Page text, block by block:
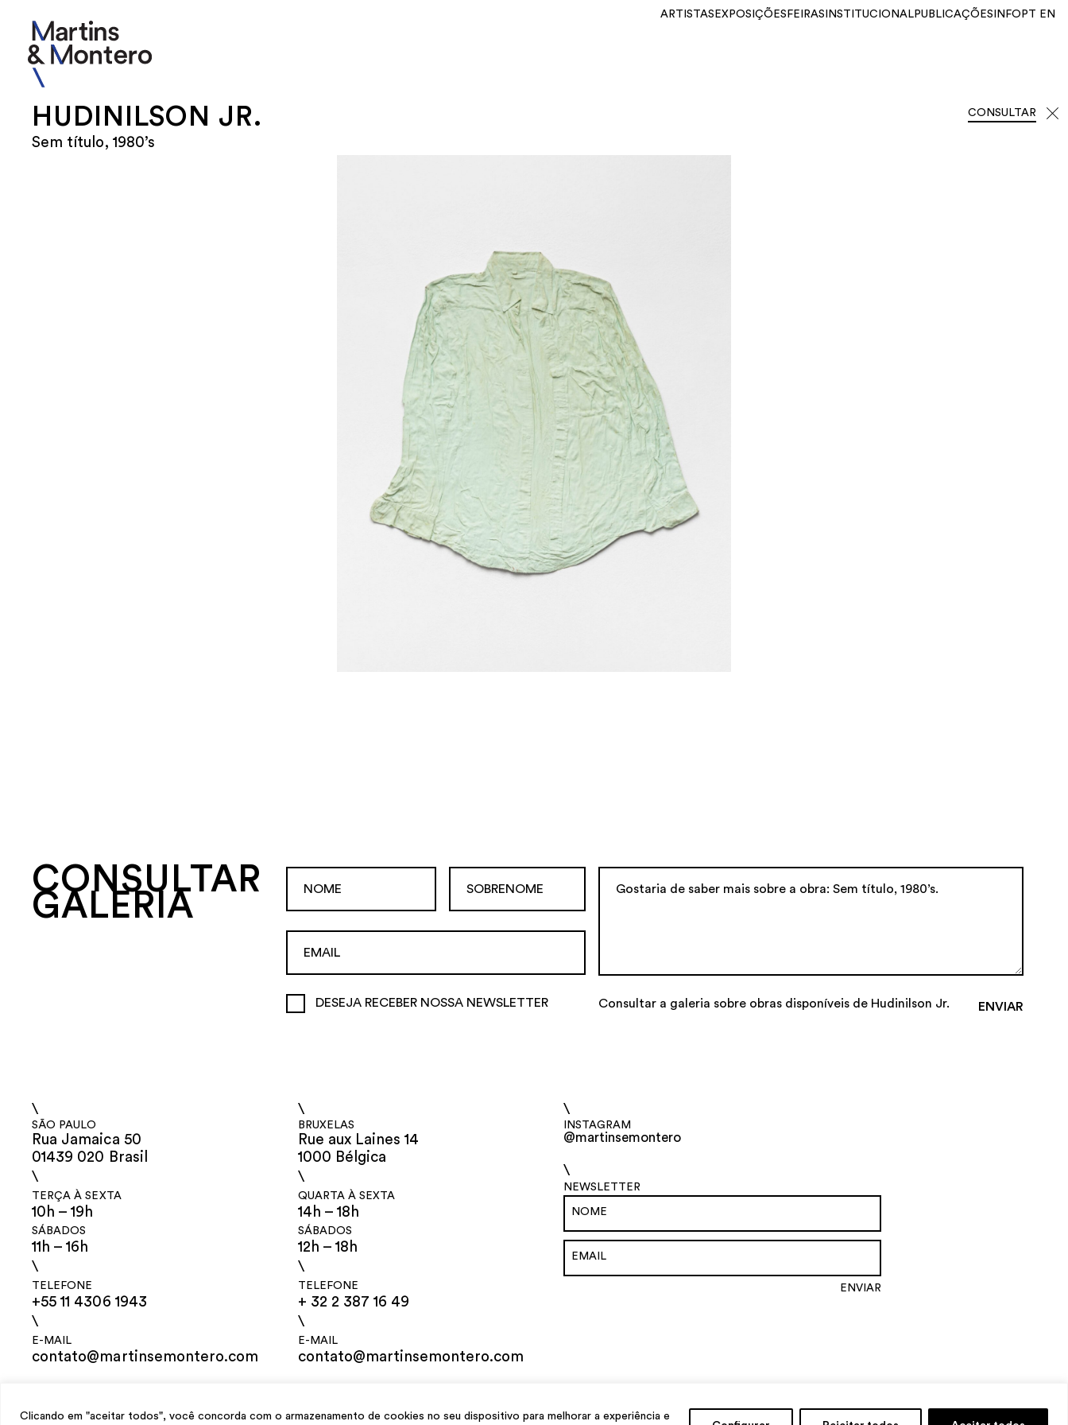
Clicando em "aceitar todos", você concorda com o armazenamento de cookies no seu dispositivo para melhorar a experiência e
ARTISTAS EXPOSIÇÕES FEIRAS INSTITUCIONAL PUBLICAÇÕES INFO PT EN
HUDINILSON JR.
Sem título, 1980’s
CONSULTAR
CONSULTAR
GALERIA
DESEJA RECEBER NOSSA NEWSLETTER Consultar a galeria sobre obras disponíveis de Hudinilson Jr.
\
SÃO PAULO
Rua Jamaica 50
01439 020 Brasil
\
TERÇA À SEXTA
10h – 19h
SÁBADOS
11h – 16h
\
TELEFONE
+55 11 4306 1943
\
E-MAIL
contato@martinsemontero.com
\
BRUXELAS
Rue aux Laines 14
1000 Bélgica
\
QUARTA À SEXTA
14h – 18h
SÁBADOS
12h – 18h
\
TELEFONE
+ 32 2 387 16 49
\
E-MAIL
contato@martinsemontero.com
\
INSTAGRAM
@martinsemontero
\
NEWSLETTER